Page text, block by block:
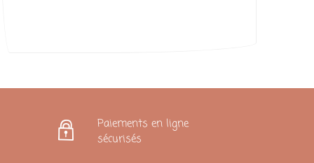
Paiements en ligne
sécurisés